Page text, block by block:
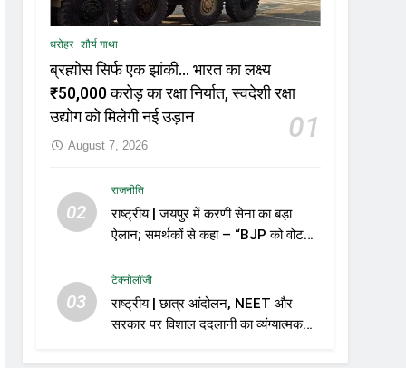
धरोहर शौर्य गाथा
ब्रह्मोस सिर्फ एक झांकी… भारत का लक्ष्य
₹50,000 करोड़ का रक्षा निर्यात, स्वदेशी रक्षा
उद्योग को मिलेगी नई उड़ान
01
August 7, 2026
02
राजनीति
राष्ट्रीय | जयपुर में करणी सेना का बड़ा
ऐलान; समर्थकों से कहा – “BJP को वोट
03
टेक्नोलॉजी
राष्ट्रीय | छात्र आंदोलन, NEET और
सरकार पर विशाल ददलानी का व्यंग्यात्मक